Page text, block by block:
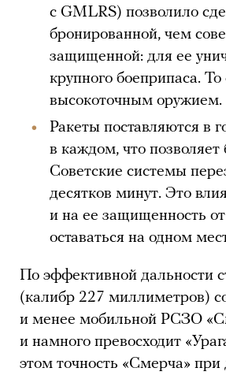
с GMLRS) позволило
бронированной, чем
защищенной: для ее
крупного боеприпаса.
высокоточным оружием.
Ракеты поставляются в
в каждом, что
Советские системы
десятков минут. Это
и на ее защищенность
оставаться на одном
По эффективной дальности
(калибр 227 миллиметров)
и менее мобильной РСЗО
и намного превосходит
этом точность «Смерча»